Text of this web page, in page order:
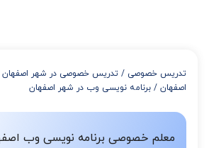
از 12 تا 15 جلسه: 7% تخفیف
از 16 تا 100 جلسه: 9% تخفیف
تدریس خصوصی / تدریس خصوصی در شهر اصفهان
اصفهان / برنامه نویسی وب در شهر اصفهان
معلم خصوصی برنامه نویسی وب